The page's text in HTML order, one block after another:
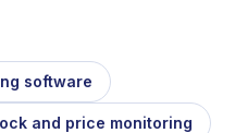
software
and price monitoring